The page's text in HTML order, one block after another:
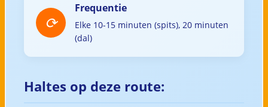
Frequentie
Elke 10-15 minuten (spits), 20 minuten
(dal)
Haltes op deze route: